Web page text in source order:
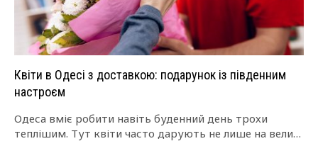
Квіти в Одесі з доставкою: подарунок із південним
настроєм
Одеса вміє робити навіть буденний день трохи
теплішим. Тут квіти часто дарують не лише на великі